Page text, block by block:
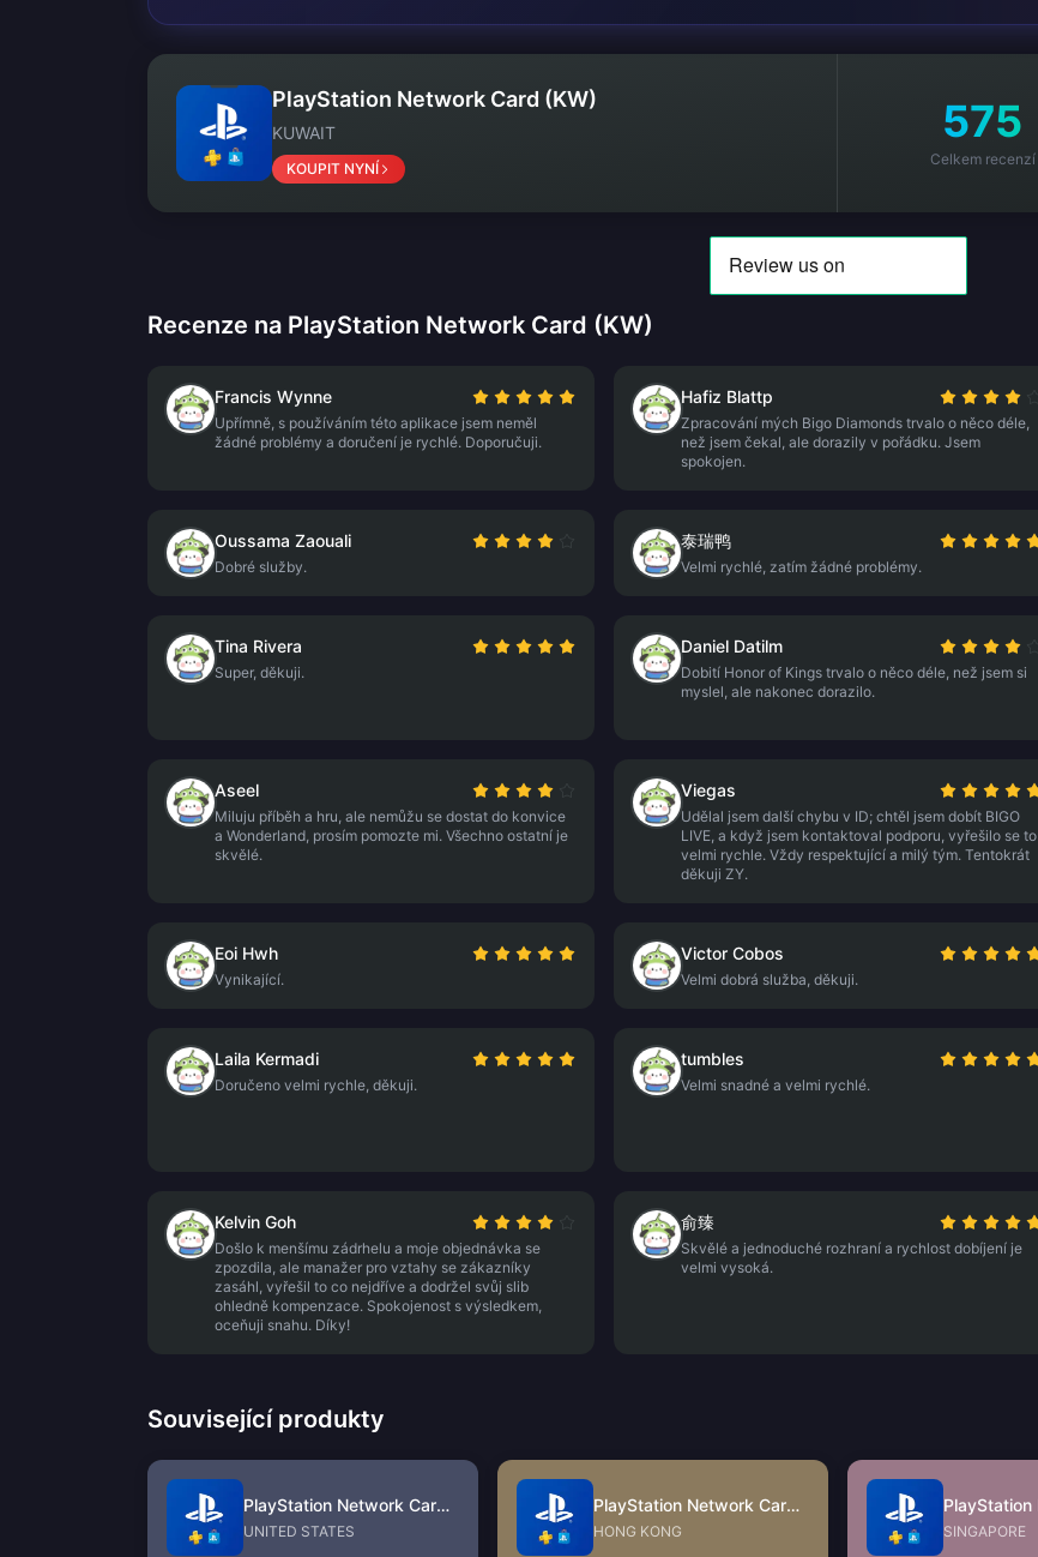
PlayStation Network Card (KW)
KUWAIT
KOUPIT NYNÍ
575
Celkem recenzí
Recenze na PlayStation Network Card (KW)
Francis Wynne
Upřímně, s používáním této aplikace jsem neměl
žádné problémy a doručení je rychlé. Doporučuji.
Hafiz Blattp
Zpracování mých Bigo Diamonds trvalo o něco déle,
než jsem čekal, ale dorazily v pořádku. Jsem
spokojen.
Oussama Zaouali
Dobré služby.
泰瑞鸭
Velmi rychlé, zatím žádné problémy.
Tina Rivera
Super, děkuji.
Daniel Datilm
Dobití Honor of Kings trvalo o něco déle, než jsem si
myslel, ale nakonec dorazilo.
Aseel
Miluju příběh a hru, ale nemůžu se dostat do konvice
a Wonderland, prosím pomozte mi. Všechno ostatní je
skvělé.
Viegas
Udělal jsem další chybu v ID; chtěl jsem dobít BIGO
LIVE, a když jsem kontaktoval podporu, vyřešilo se to
velmi rychle. Vždy respektující a milý tým. Tentokrát
děkuji ZY.
Eoi Hwh
Vynikající.
Victor Cobos
Velmi dobrá služba, děkuji.
Laila Kermadi
Doručeno velmi rychle, děkuji.
tumbles
Velmi snadné a velmi rychlé.
Kelvin Goh
Došlo k menšímu zádrhelu a moje objednávka se
zpozdila, ale manažer pro vztahy se zákazníky
zasáhl, vyřešil to co nejdříve a dodržel svůj slib
ohledně kompenzace. Spokojenost s výsledkem,
oceňuji snahu. Díky!
俞臻
Skvělé a jednoduché rozhraní a rychlost dobíjení je
velmi vysoká.
Související produkty
PlayStation Network Card (US)
UNITED STATES
PlayStation Network Card (HK)
HONG KONG SINGAPORE